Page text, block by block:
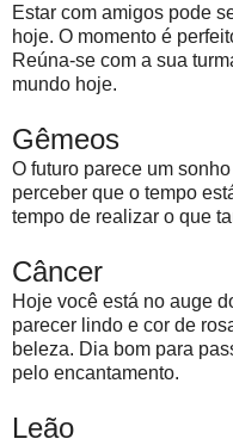
Estar com amigos pode
hoje. O momento é
Reúna-se com a sua
mundo hoje.
Gêmeos
O futuro parece um
perceber que o tempo
tempo de realizar o que
Câncer
Hoje você está no auge
parecer lindo e cor de
beleza. Dia bom para
pelo encantamento.
Leão